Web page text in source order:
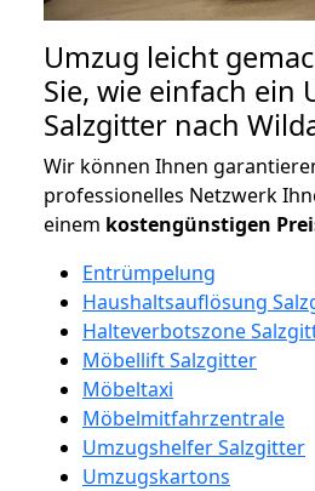
Umzug leicht
Sie, wie einfach ein
Salzgitter nach
Wir können Ihnen
professionelles Netzwerk
einem kostengünstigen
Entrümpelung
Haushaltsauflösung
Halteverbotszone
Möbellift Salzgitter
Möbeltaxi
Möbelmitfahrzentrale
Umzugshelfer Salzgitter
Umzugskartons